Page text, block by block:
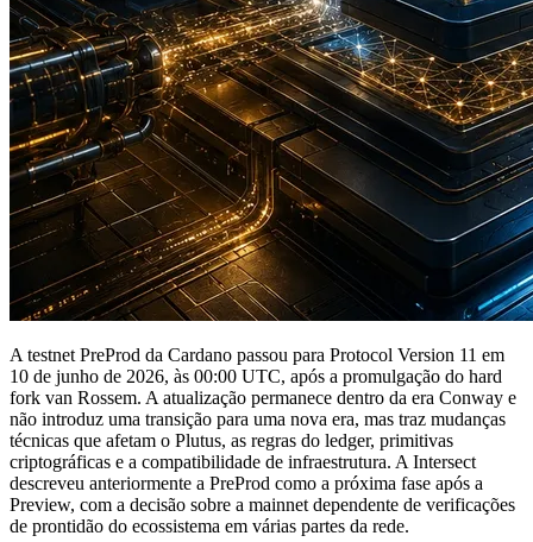
A testnet PreProd da Cardano passou para Protocol Version 11 em
10 de junho de 2026, às 00:00 UTC, após a promulgação do hard
fork van Rossem. A atualização permanece dentro da era Conway e
não introduz uma transição para uma nova era, mas traz mudanças
técnicas que afetam o Plutus, as regras do ledger, primitivas
criptográficas e a compatibilidade de infraestrutura. A Intersect
descreveu anteriormente a PreProd como a próxima fase após a
Preview, com a decisão sobre a mainnet dependente de verificações
de prontidão do ecossistema em várias partes da rede.